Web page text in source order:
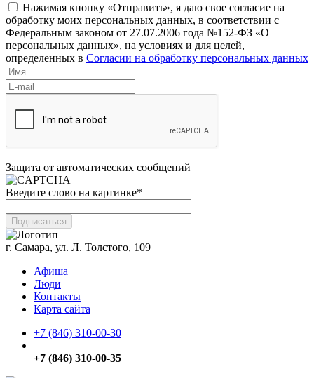
Нажимая кнопку «Отправить», я даю свое согласие на
обработку моих персональных данных, в соответствии с
Федеральным законом от 27.07.2006 года №152-ФЗ «О
персональных данных», на условиях и для целей,
определенных в Согласии на обработку персональных данных
Защита от автоматических сообщений
Введите слово на картинке*
г. Самара, ул. Л. Толстого, 109
Афиша
Люди
Контакты
Карта сайта
+7 (846) 310-00-30
+7 (846) 310-00-35